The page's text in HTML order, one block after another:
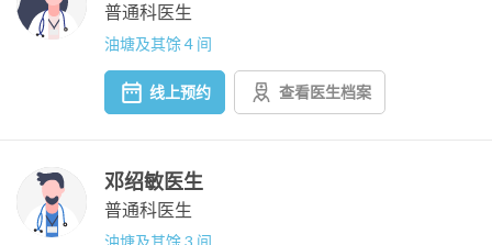
普通科医生
油塘及其馀 4 间
线上预约 查看医生档案
邓绍敏医生
普通科医生
油塘及其馀 3 间